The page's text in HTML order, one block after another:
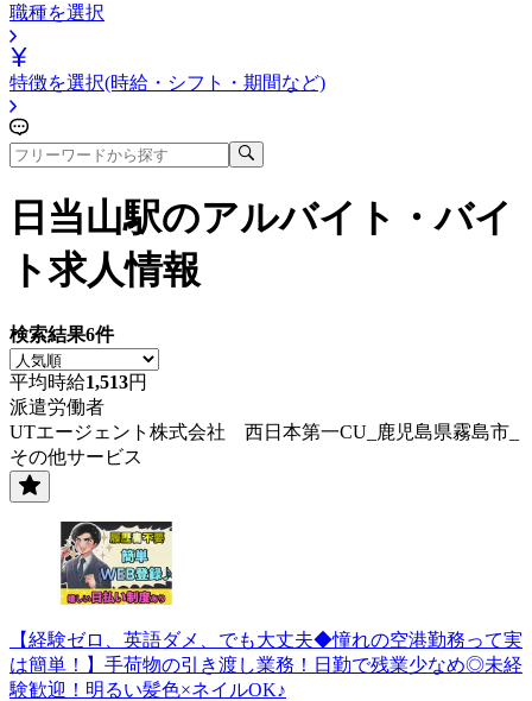
職種を選択
特徴を選択(時給・シフト・期間など)
日当山駅のアルバイト・バイ
ト求人情報
検索結果6件
平均時給1,513円
派遣労働者
UTエージェント株式会社 西日本第一CU_鹿児島県霧島市_
その他サービス
【経験ゼロ、英語ダメ、でも大丈夫◆憧れの空港勤務って実
は簡単！】手荷物の引き渡し業務！日勤で残業少なめ◎未経
験歓迎！明るい髪色×ネイルOK♪